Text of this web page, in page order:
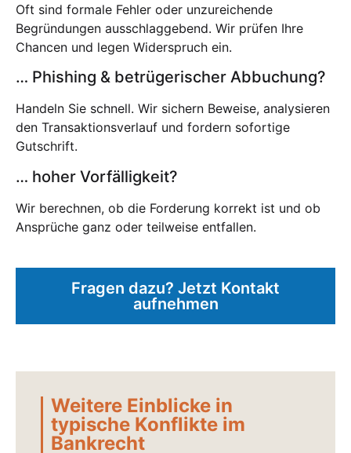
Oft sind formale Fehler oder unzureichende
Begründungen ausschlaggebend. Wir prüfen Ihre
Chancen und legen Widerspruch ein.
… Phishing & betrügerischer Abbuchung?
Handeln Sie schnell. Wir sichern Beweise, analysieren
den Transaktionsverlauf und fordern sofortige
Gutschrift.
… hoher Vorfälligkeit?
Wir berechnen, ob die Forderung korrekt ist und ob
Ansprüche ganz oder teilweise entfallen.
Fragen dazu? Jetzt Kontakt
aufnehmen
Weitere Einblicke in
typische Konflikte im
Bankrecht